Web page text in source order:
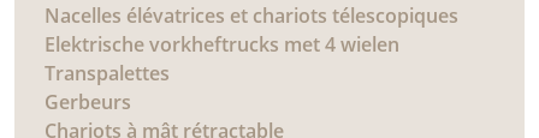
Nacelles élévatrices et chariots télescopiques
Elektrische vorkheftrucks met 4 wielen
Transpalettes
Gerbeurs
Chariots à mât rétractable